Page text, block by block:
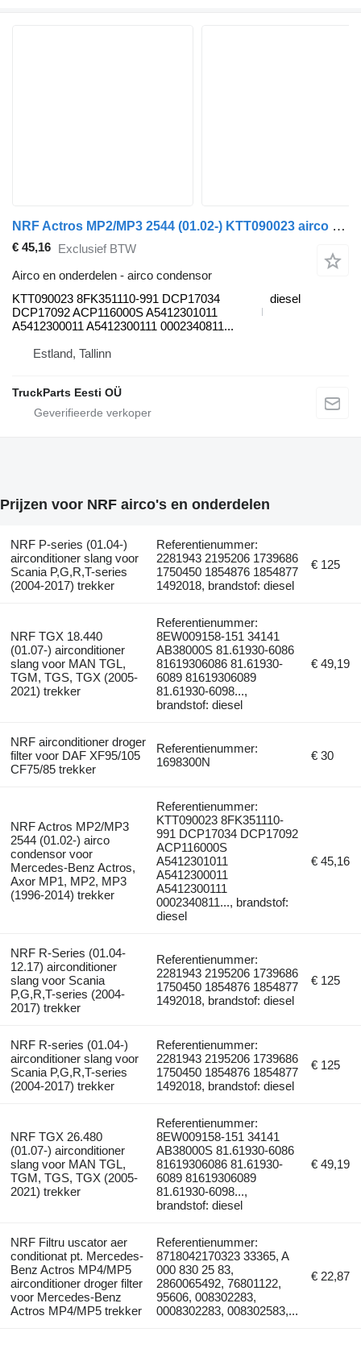
NRF Actros MP2/MP3 2544 (01.02-) KTT090023 airco condensor voor Mercedes-Benz Actros, Axor MP1, MP2, MP3 (1996-2014) trekker
€ 45,16 Exclusief BTW
Airco en onderdelen - airco condensor
KTT090023 8FK351110-991 DCP17034
DCP17092 ACP116000S A5412301011
A5412300011 A5412300111 0002340811...
diesel
Estland, Tallinn
TruckParts Eesti OÜ
Prijzen voor NRF airco's en onderdelen
NRF P-series (01.04-)
airconditioner slang voor
Scania P,G,R,T-series
(2004-2017) trekker
Referentienummer:
2281943 2195206 1739686
1750450 1854876 1854877
1492018, brandstof: diesel
€ 125
NRF TGX 18.440
(01.07-) airconditioner
slang voor MAN TGL,
TGM, TGS, TGX (2005-
2021) trekker
Referentienummer:
8EW009158-151 34141
AB38000S 81.61930-6086
81619306086 81.61930-
6089 81619306089
81.61930-6098...,
brandstof: diesel
€ 49,19
NRF airconditioner droger
filter voor DAF XF95/105
CF75/85 trekker
Referentienummer:
1698300N
€ 30
NRF Actros MP2/MP3
2544 (01.02-) airco
condensor voor
Mercedes-Benz Actros,
Axor MP1, MP2, MP3
(1996-2014) trekker
Referentienummer:
KTT090023 8FK351110-
991 DCP17034 DCP17092
ACP116000S
A5412301011
A5412300011
A5412300111
0002340811..., brandstof:
diesel
€ 45,16
NRF R-Series (01.04-
12.17) airconditioner
slang voor Scania
P,G,R,T-series (2004-
2017) trekker
Referentienummer:
2281943 2195206 1739686
1750450 1854876 1854877
1492018, brandstof: diesel
€ 125
NRF R-series (01.04-)
airconditioner slang voor
Scania P,G,R,T-series
(2004-2017) trekker
Referentienummer:
2281943 2195206 1739686
1750450 1854876 1854877
1492018, brandstof: diesel
€ 125
NRF TGX 26.480
(01.07-) airconditioner
slang voor MAN TGL,
TGM, TGS, TGX (2005-
2021) trekker
Referentienummer:
8EW009158-151 34141
AB38000S 81.61930-6086
81619306086 81.61930-
6089 81619306089
81.61930-6098...,
brandstof: diesel
€ 49,19
NRF Filtru uscator aer
conditionat pt. Mercedes-
Benz Actros MP4/MP5
airconditioner droger filter
voor Mercedes-Benz
Actros MP4/MP5 trekker
Referentienummer:
8718042170323 33365, A
000 830 25 83,
2860065492, 76801122,
95606, 008302283,
0008302283, 008302583,...
€ 22,87